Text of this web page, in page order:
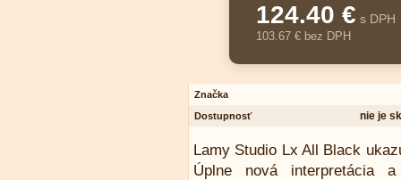
124.40 € s DPH
103.67 € bez DPH
Značka
Dostupnosť
nie je
Lamy Studio Lx All Black
Úplne nová interpretácia